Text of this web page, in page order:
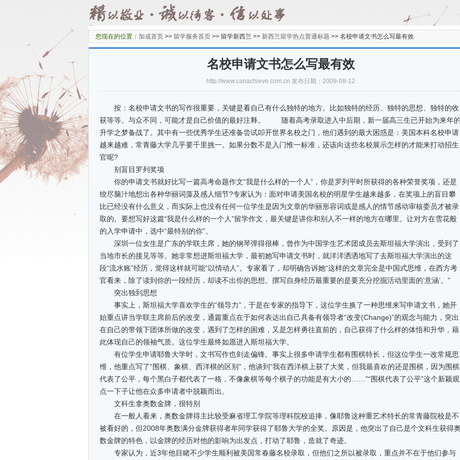
您现在的位置： 加成首页 >> 留学服务首页 >> 留学新西兰 >> 新西兰留学热点普通标题 >> 名校申请文书怎么写最有效
名校申请文书怎么写最有效
http://www.canachieve.com.cn 发布日期：2009-08-12
按：名校申请文书的写作很重要，关键是看自己有什么独特的地方。比如独特的经历、独特的思想、独特的收
获等等。与众不同，可能才是自己价值的最好注释。 随着高考录取进入中后期，新一届高三生已开始为来年
升学之梦备战了。其中有一些优秀学生还准备尝试叩开世界名校之门，他们遇到的最大困惑是：美国本科名校申请
越来越难，常青藤大学几乎要千里挑一。如果分数不是入门惟一标准，还该向这些名校展示怎样的才能来打动招生
官呢?
别盲目罗列奖项
你的申请文书就好比写一篇高考命题作文“我是什么样的一个人”，你是罗列平时所获得的各种荣誉奖项，还是
绞尽脑汁地想出各种华丽词藻及感人细节?专家认为：面对申请美国名校的明星学生越来越多，在奖项上的盲目攀
比已经没有什么意义，而实际上也没有任何一位学生是因为文章的华丽形容词或是感人的情节感动审核委员才被录
取的。要想写好这篇“我是什么样的一个人”留学作文，最关键是讲你和别人不一样的地方在哪里。让对方在雪花般
的入学申请中，选中“最特别的你”。
深圳一位女生是广东的学联主席，她的钢琴弹得很棒，曾作为中国学生艺术团成员去斯坦福大学演出，受到了
当地市长的接见等等。她非常想进斯坦福大学，最初她写申请文书时，就洋洋洒洒地写了去斯坦福大学演出的这
段“流水账”经历，觉得这样就可能“以情动人”。专家看了，却明确告诉她“这样的文章完全是中国式思维，在西方考
官看来，除了读到你的一段经历，却读不出你的思想。撰写自身经历最重要的是要充分挖掘活动里面的‘意涵’。”
突出独到思想
事实上，斯坦福大学喜欢学生的“领导力”，于是在专家的指导下，这位学生换了一种思维来写申请文书，她开
始重点讲当学联主席前后的改变，通篇重点在于如何表达出自己具备有领导者“改变(Change)”的观念与能力，突出
在自己的带领下团体所做的改变，遇到了怎样的困难，又是怎样勇往直前的，自己获得了什么样的体悟和升华，藉
此体现自己的领袖气质。这位学生最终如愿进入斯坦福大学。
有位学生申请耶鲁大学时，文书写作也剑走偏锋。事实上很多申请学生都有围棋特长，但这位学生一改常规思
维，他重点写了“围棋、象棋、西洋棋的区别”，他谈到“我在西洋棋上获了大奖，但我最喜欢的还是围棋，因为围棋
代表了公平，每个黑白子都代表了一格，不像象棋等每个棋子的功能是有大小的……”“围棋代表了公平”这个新颖观
点一下子让他在众多申请者中脱颖而出。
文科生拿奥数金牌，很特别
在一般人看来，奥数金牌得主比较受麻省理工学院等理科院校追捧，像耶鲁这种重艺术特长的常青藤院校是不
被看好的，但2008年奥数满分金牌获得者牟同学获得了耶鲁大学的全奖。原因是，他突出了自己是个文科生获得
数金牌的特色，以金牌的经历对他的影响为出发点，打动了耶鲁，造就了奇迹。
专家认为，近3年他目睹不少学生顺利被美国常春藤名校录取，但他们之所以被录取，重点并不在于他们参与